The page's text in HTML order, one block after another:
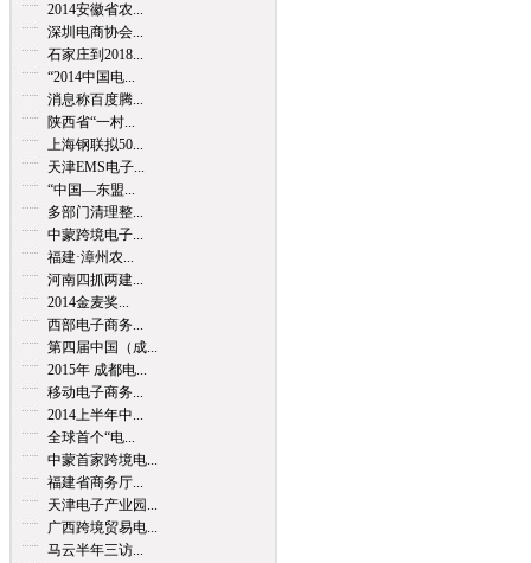
2014安徽省农...
深圳电商协会...
石家庄到2018...
“2014中国电...
消息称百度腾...
陕西省“一村...
上海钢联拟50...
天津EMS电子...
“中国—东盟...
多部门清理整...
中蒙跨境电子...
福建·漳州农...
河南四抓两建...
2014金麦奖...
西部电子商务...
第四届中国（成...
2015年 成都电...
移动电子商务...
2014上半年中...
全球首个“电...
中蒙首家跨境电...
福建省商务厅...
天津电子产业园...
广西跨境贸易电...
马云半年三访...